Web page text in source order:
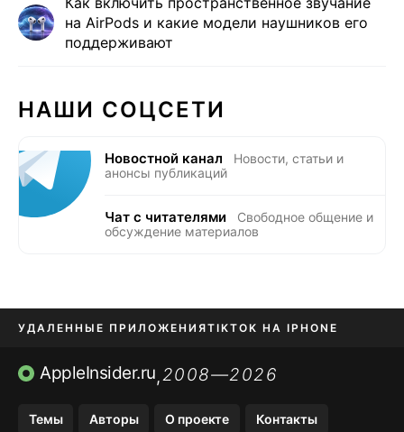
на AirPods и какие модели наушников его
поддерживают
НАШИ СОЦСЕТИ
Новостной канал
Новости, статьи и
анонсы публикаций
Чат с читателями
Свободное общение и
обсуждение материалов
УДАЛЕННЫЕ ПРИЛОЖЕНИЯTIKTOK НА IPHONE
ПРИЛОЖЕНИЯ БЕЗ APP STORE
AppleInsider.ru,2008—2026
Темы Авторы О проекте Контакты